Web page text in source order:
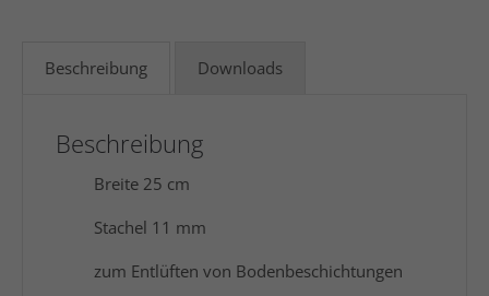
Beschreibung Downloads
Beschreibung
Breite 25 cm
Stachel 11 mm
zum Entlüften von Bodenbeschichtungen